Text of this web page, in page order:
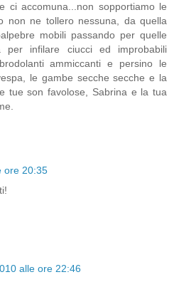
ci accomuna...non sopportiamo le
non ne tollero nessuna, da quella
mobili passando per quelle
infilare ciucci ed improbabili
ammiccanti e persino le
le gambe secche secche e la
tue son favolose, Sabrina e la tua
ore 20:35
alle ore 22:46